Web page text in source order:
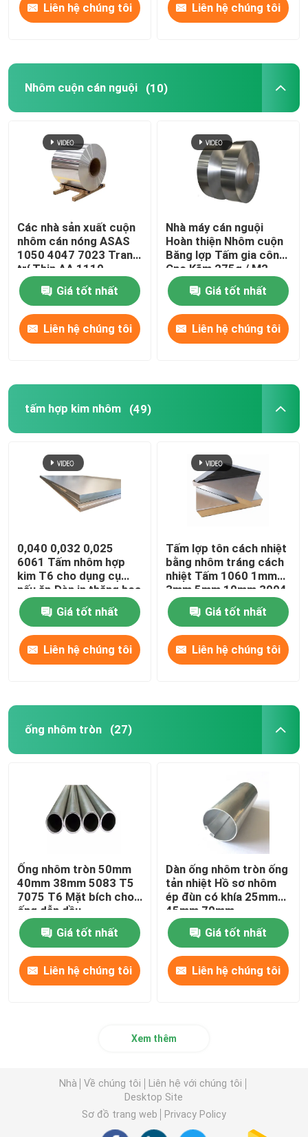
Liên hệ chúng tôi Liên hệ chúng tôi
Nhôm cuộn cán nguội (10)
Các nhà sản xuất cuộn
nhôm cán nóng ASAS
1050 4047 7023 Trang
trí Thin AA 1110
Giá tốt nhất
Liên hệ chúng tôi
Nhà máy cán nguội
Hoàn thiện Nhôm cuộn
Băng lợp Tấm gia công
Cnc Kẽm 275g / M2
Giá tốt nhất
Liên hệ chúng tôi
tấm hợp kim nhôm (49)
0,040 0,032 0,025
6061 Tấm nhôm hợp
kim T6 cho dụng cụ
nấu ăn Đèn in thăng hoa
Giá tốt nhất
Liên hệ chúng tôi
Tấm lợp tôn cách nhiệt
bằng nhôm tráng cách
nhiệt Tấm 1060 1mm
3mm 5mm 10mm 3004
3005
Giá tốt nhất
Liên hệ chúng tôi
ống nhôm tròn (27)
Ống nhôm tròn 50mm
40mm 38mm 5083 T5
7075 T6 Mặt bích cho
ống dẫn dầu
Giá tốt nhất
Liên hệ chúng tôi
Dàn ống nhôm tròn ống
tản nhiệt Hồ sơ nhôm
ép đùn có khía 25mm
45mm 70mm
Giá tốt nhất
Liên hệ chúng tôi
Xem thêm
Nhà Về chúng tôi
Liên hệ với chúng tôi
Desktop Site
Sơ đồ trang web
Privacy Policy